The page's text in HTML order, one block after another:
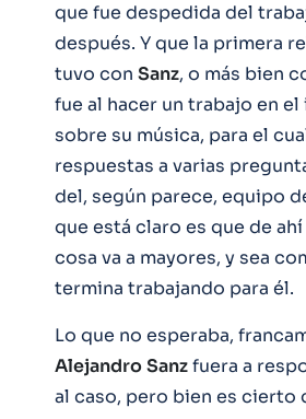
que fue despedida del
después. Y que la primera
tuvo con Sanz, o más bien
fue al hacer un trabajo en
sobre su música, para el
respuestas a varias
del, según parece, equipo
que está claro es que de
cosa va a mayores, y sea
termina trabajando para él.
Lo que no esperaba,
AlejandroSanzfuera a
al caso, pero bien es cierto